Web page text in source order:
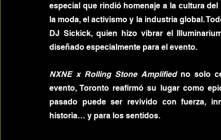
especial que rindió homenaje a la cultura
la moda, el activismo y la industria global.
DJ Sickick, quien hizo vibrar el
diseñado especialmente para el evento.
NXNE x Rolling Stone Amplified no solo
evento, Toronto reafirmó su lugar como
pasado puede ser revivido con fuerza,
historia… y para los sentidos.